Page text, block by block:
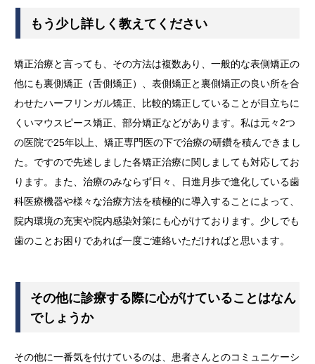
もう少し詳しく教えてください
矯正治療と言っても、その方法は複数あり、一般的な表側矯正の
他にも裏側矯正（舌側矯正）、表側矯正と裏側矯正の良い所を合
わせたハーフリンガル矯正、比較的矯正していることが目立ちに
くいマウスピース矯正、部分矯正などがあります。私は元々2つ
の医院で25年以上、矯正専門医の下で治療の研鑽を積んできまし
た。ですので先述しました各矯正治療に関しましても対応してお
ります。また、治療のみならず日々、日進月歩で進化している歯
科医療機器や様々な治療方法を積極的に導入することによって、
院内環境の充実や院内感染対策にも心がけております。少しでも
歯のことお困りであれば一度ご連絡いただければと思います。
その他に診療する際に心がけていることはなん
でしょうか
その他に一番気を付けているのは、患者さんとのコミュニケーシ